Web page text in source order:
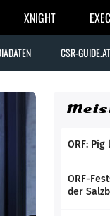
XNIGHT
CSR-GUIDE.AT
ORF:
ORF-
der